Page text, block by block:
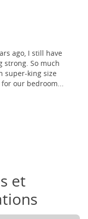
ago, I still have
strong. So much
super-king size
our bedroom...
et